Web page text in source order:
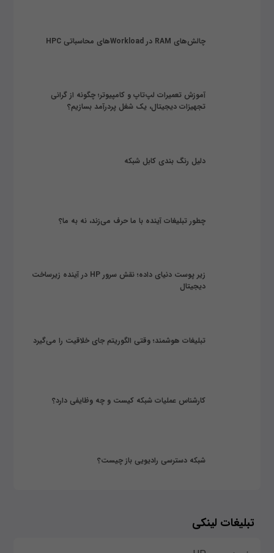
چالش‌های RAM در Workloadهای محاسباتی HPC
آموزش تعمیرات لپ‌تاپ و کامپیوتر؛ چگونه از گرانی
تجهیزات دیجیتال، یک شغل پردرآمد بسازیم؟
دلیل رنگ بندی کابل شبکه
چطور تبلیغات آینده با ما حرف می‌زند، نه به ما؟
زیر پوست دنیای داده؛ نقش سرور HP در آینده زیرساخت
دیجیتال
تبلیغات هوشمند؛ وقتی الگوریتم جای خلاقیت را می‌گیرد
کارشناس عملیات شبکه کیست و چه وظایفی دارد؟
شبکه دسترسی رادیویی باز چیست؟
تبلیغات لینکی